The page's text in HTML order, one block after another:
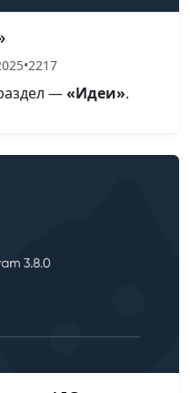
•2217
—«Идеи».